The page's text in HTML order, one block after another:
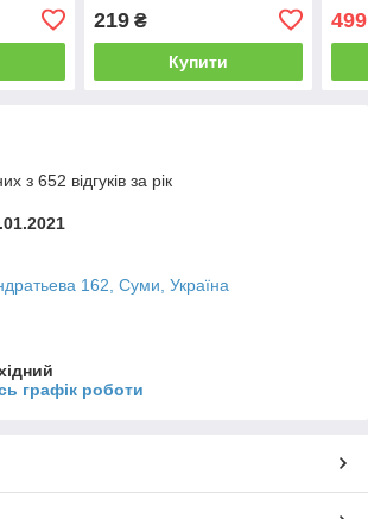
219₴
Купити
499
з 652 відгуків за рік
162, Суми, Україна
графік роботи